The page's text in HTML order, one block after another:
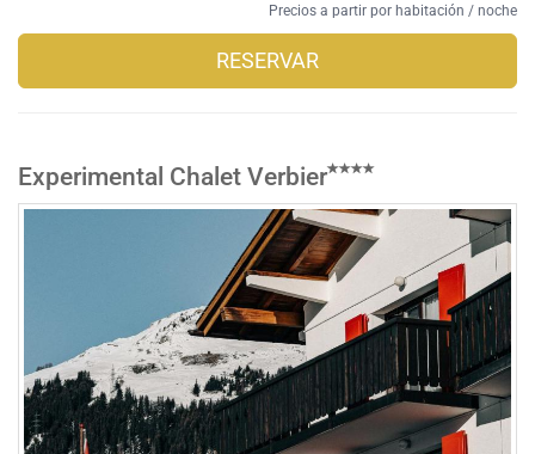
Precios a partir por habitación / noche
RESERVAR
Experimental Chalet Verbier